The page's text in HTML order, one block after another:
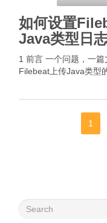
如何设置
Java类型日
1 前言 一个问题，一
Filebeat上传Java类型
1